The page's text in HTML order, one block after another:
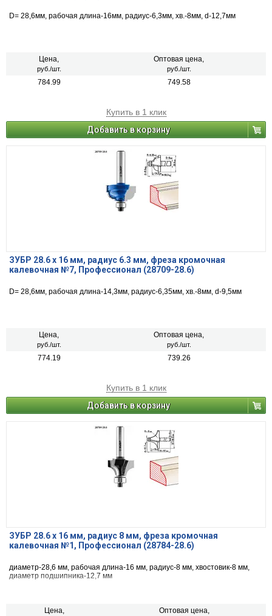
D= 28,6мм, рабочая длина-16мм, радиус-6,3мм, хв.-8мм, d-12,7мм
Цена,
руб./шт.
Оптовая цена,
руб./шт.
784.99 749.58
Купить в 1 клик
Добавить в корзину
ЗУБР 28.6 x 16 мм, радиус 6.3 мм, фреза кромочная
калевочная №7, Профессионал (28709-28.6)
D= 28,6мм, рабочая длина-14,3мм, радиус-6,35мм, хв.-8мм, d-9,5мм
Цена,
руб./шт.
Оптовая цена,
руб./шт.
774.19 739.26
Купить в 1 клик
Добавить в корзину
ЗУБР 28.6 x 16 мм, радиус 8 мм, фреза кромочная
калевочная №1, Профессионал (28784-28.6)
диаметр-28,6 мм, рабочая длина-16 мм, радиус-8 мм, хвостовик-8 мм,
диаметр подшипника-12,7 мм
Цена, Оптовая цена,